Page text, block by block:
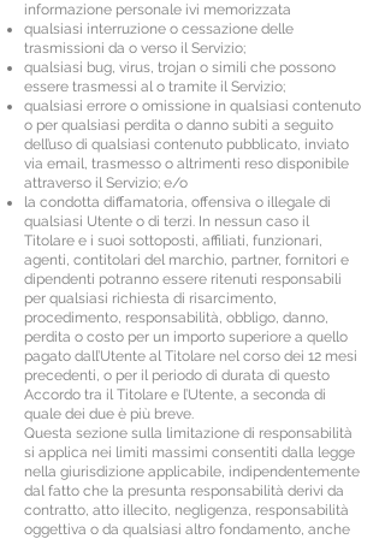
informazione personale ivi memorizzata
qualsiasi interruzione o cessazione delle
trasmissioni da o verso il Servizio;
qualsiasi bug, virus, trojan o simili che possono
essere trasmessi al o tramite il Servizio;
qualsiasi errore o omissione in qualsiasi contenuto
o per qualsiasi perdita o danno subiti a seguito
dell’uso di qualsiasi contenuto pubblicato, inviato
via email, trasmesso o altrimenti reso disponibile
attraverso il Servizio; e/o
la condotta diffamatoria, offensiva o illegale di
qualsiasi Utente o di terzi. In nessun caso il
Titolare e i suoi sottoposti, affiliati, funzionari,
agenti, contitolari del marchio, partner, fornitori e
dipendenti potranno essere ritenuti responsabili
per qualsiasi richiesta di risarcimento,
procedimento, responsabilità, obbligo, danno,
perdita o costo per un importo superiore a quello
pagato dall’Utente al Titolare nel corso dei 12 mesi
precedenti, o per il periodo di durata di questo
Accordo tra il Titolare e l’Utente, a seconda di
quale dei due è più breve.
Questa sezione sulla limitazione di responsabilità
si applica nei limiti massimi consentiti dalla legge
nella giurisdizione applicabile, indipendentemente
dal fatto che la presunta responsabilità derivi da
contratto, atto illecito, negligenza, responsabilità
oggettiva o da qualsiasi altro fondamento, anche